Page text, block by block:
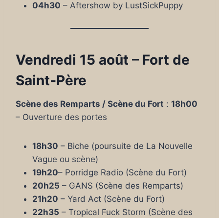
04h30 – Aftershow by LustSickPuppy
Vendredi 15 août – Fort de
Saint‑Père
Scène des Remparts / Scène du Fort : 18h00
– Ouverture des portes
18h30 – Biche (poursuite de La Nouvelle
Vague ou scène)
19h20– Porridge Radio (Scène du Fort)
20h25 – GANS (Scène des Remparts)
21h20 – Yard Act (Scène du Fort)
22h35 – Tropical Fuck Storm (Scène des